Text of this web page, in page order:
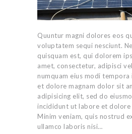
Quuntur magni dolores eos
voluptatem sequi nesciunt.
quisquam est, qui dolorem
amet, consectetur, adipisci
numquam eius modi
et dolore magnam dolor sit
adipisicing elit, sed do
incididunt ut labore et dolore
Minim veniam, quis nostrud
ullamco laboris nisi…